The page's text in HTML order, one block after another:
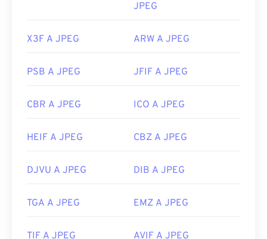
JPEG
X3F A JPEG ARW A JPEG
PSB A JPEG JFIF A JPEG
CBR A JPEG ICO A JPEG
HEIF A JPEG CBZ A JPEG
DJVU A JPEG DIB A JPEG
TGA A JPEG EMZ A JPEG
TIF A JPEG AVIF A JPEG